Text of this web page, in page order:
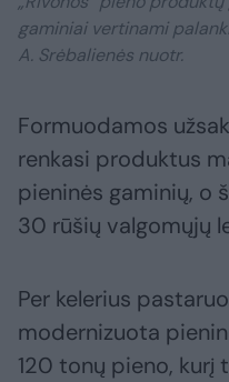
gaminiai vertinami
A. Srėbalienės nuotr.
Formuodamos
renkasi produktus
pieninės gaminių, o
30 rūšių valgomųjų
Per kelerius
modernizuota
120 tonų pieno,